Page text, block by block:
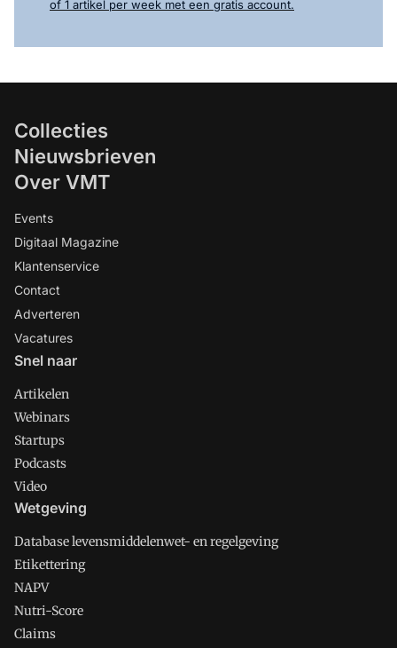
of 1 artikel per week met een gratis account.
Collecties
Nieuwsbrieven
Over VMT
Events
Digitaal Magazine
Klantenservice
Contact
Adverteren
Vacatures
Snel naar
Artikelen
Webinars
Startups
Podcasts
Video
Wetgeving
Database levensmiddelenwet- en regelgeving
Etikettering
NAPV
Nutri-Score
Claims